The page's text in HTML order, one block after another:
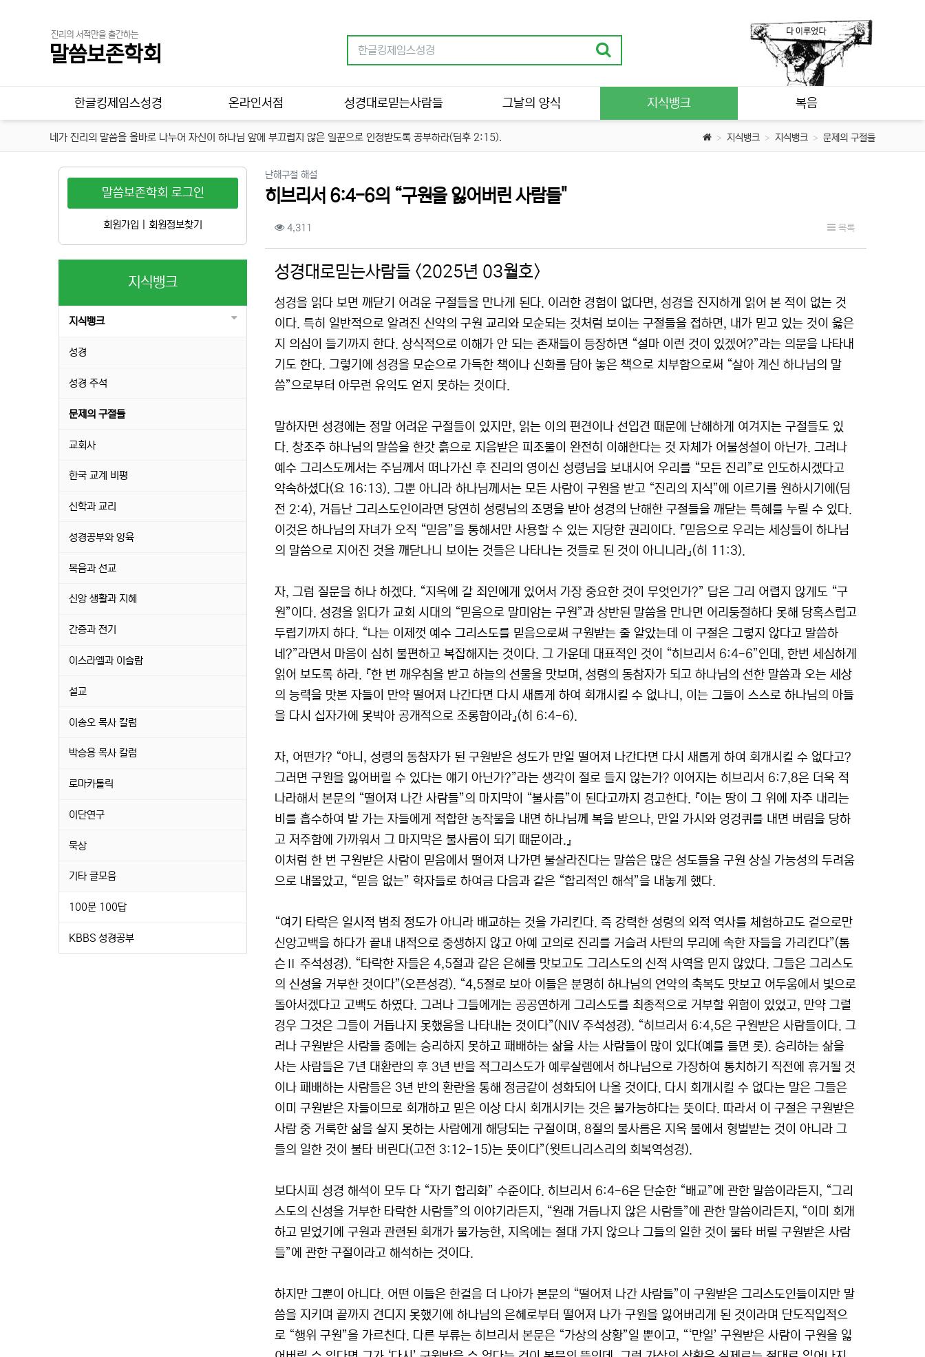
진리의 서적만을 출간하는
말씀보존학회
한글킹제임스성경 온라인서점 성경대로믿는사람들 그날의 양식 지식뱅크 복음
네가 진리의 말씀을 올바로 나누어 자신이 하나님 앞에 부끄럽지 않은 일꾼으로 인정받도록 공부하라(딤후 2:15). 지식뱅크 지식뱅크 문제의 구절들
난해구절 해설
히브리서 6:4-6의 “구원을 잃어버린 사람들"
컨텐츠 정보
4,311 목록
성경대로믿는사람들 <2025년 03월호>
성경을 읽다 보면 깨닫기 어려운 구절들을 만나게 된다. 이러한 경험이 없다면, 성경을 진지하게 읽어 본 적이 없는 것
이다. 특히 일반적으로 알려진 신약의 구원 교리와 모순되는 것처럼 보이는 구절들을 접하면, 내가 믿고 있는 것이 옳은
지 의심이 들기까지 한다. 상식적으로 이해가 안 되는 존재들이 등장하면 “설마 이런 것이 있겠어?”라는 의문을 나타내
기도 한다. 그렇기에 성경을 모순으로 가득한 책이나 신화를 담아 놓은 책으로 치부함으로써 “살아 계신 하나님의 말
씀”으로부터 아무런 유익도 얻지 못하는 것이다.
말하자면 성경에는 정말 어려운 구절들이 있지만, 읽는 이의 편견이나 선입견 때문에 난해하게 여겨지는 구절들도 있
다. 창조주 하나님의 말씀을 한갓 흙으로 지음받은 피조물이 완전히 이해한다는 것 자체가 어불성설이 아닌가. 그러나
예수 그리스도께서는 주님께서 떠나가신 후 진리의 영이신 성령님을 보내시어 우리를 “모든 진리”로 인도하시겠다고
약속하셨다(요 16:13). 그뿐 아니라 하나님께서는 모든 사람이 구원을 받고 “진리의 지식”에 이르기를 원하시기에(딤
전 2:4), 거듭난 그리스도인이라면 당연히 성령님의 조명을 받아 성경의 난해한 구절들을 깨닫는 특혜를 누릴 수 있다.
이것은 하나님의 자녀가 오직 “믿음”을 통해서만 사용할 수 있는 지당한 권리이다. 『믿음으로 우리는 세상들이 하나님
의 말씀으로 지어진 것을 깨닫나니 보이는 것들은 나타나는 것들로 된 것이 아니니라』(히 11:3).
자, 그럼 질문을 하나 하겠다. “지옥에 갈 죄인에게 있어서 가장 중요한 것이 무엇인가?” 답은 그리 어렵지 않게도 “구
원”이다. 성경을 읽다가 교회 시대의 “믿음으로 말미암는 구원”과 상반된 말씀을 만나면 어리둥절하다 못해 당혹스럽고
두렵기까지 하다. “나는 이제껏 예수 그리스도를 믿음으로써 구원받는 줄 알았는데 이 구절은 그렇지 않다고 말씀하
네?”라면서 마음이 심히 불편하고 복잡해지는 것이다. 그 가운데 대표적인 것이 “히브리서 6:4-6”인데, 한번 세심하게
읽어 보도록 하라. 『한 번 깨우침을 받고 하늘의 선물을 맛보며, 성령의 동참자가 되고 하나님의 선한 말씀과 오는 세상
의 능력을 맛본 자들이 만약 떨어져 나간다면 다시 새롭게 하여 회개시킬 수 없나니, 이는 그들이 스스로 하나님의 아들
을 다시 십자가에 못박아 공개적으로 조롱함이라』(히 6:4-6).
자, 어떤가? “아니, 성령의 동참자가 된 구원받은 성도가 만일 떨어져 나간다면 다시 새롭게 하여 회개시킬 수 없다고?
그러면 구원을 잃어버릴 수 있다는 얘기 아닌가?”라는 생각이 절로 들지 않는가? 이어지는 히브리서 6:7,8은 더욱 적
나라해서 본문의 “떨어져 나간 사람들”의 마지막이 “불사름”이 된다고까지 경고한다. 『이는 땅이 그 위에 자주 내리는
비를 흡수하여 밭 가는 자들에게 적합한 농작물을 내면 하나님께 복을 받으나, 만일 가시와 엉겅퀴를 내면 버림을 당하
고 저주함에 가까워서 그 마지막은 불사름이 되기 때문이라.』
이처럼 한 번 구원받은 사람이 믿음에서 떨어져 나가면 불살라진다는 말씀은 많은 성도들을 구원 상실 가능성의 두려움
으로 내몰았고, “믿음 없는” 학자들로 하여금 다음과 같은 “합리적인 해석”을 내놓게 했다.
“여기 타락은 일시적 범죄 정도가 아니라 배교하는 것을 가리킨다. 즉 강력한 성령의 외적 역사를 체험하고도 겉으로만
신앙고백을 하다가 끝내 내적으로 중생하지 않고 아예 고의로 진리를 거슬러 사탄의 무리에 속한 자들을 가리킨다”(톰
슨Ⅱ 주석성경). “타락한 자들은 4,5절과 같은 은혜를 맛보고도 그리스도의 신적 사역을 믿지 않았다. 그들은 그리스도
의 신성을 거부한 것이다”(오픈성경). “4,5절로 보아 이들은 분명히 하나님의 언약의 축복도 맛보고 어두움에서 빛으로
돌아서겠다고 고백도 하였다. 그러나 그들에게는 공공연하게 그리스도를 최종적으로 거부할 위험이 있었고, 만약 그럴
경우 그것은 그들이 거듭나지 못했음을 나타내는 것이다”(NIV 주석성경). “히브리서 6:4,5은 구원받은 사람들이다. 그
러나 구원받은 사람들 중에는 승리하지 못하고 패배하는 삶을 사는 사람들이 많이 있다(예를 들면 롯). 승리하는 삶을
사는 사람들은 7년 대환란의 후 3년 반을 적그리스도가 예루살렘에서 하나님으로 가장하여 통치하기 직전에 휴거될 것
이나 패배하는 사람들은 3년 반의 환란을 통해 정금같이 성화되어 나올 것이다. 다시 회개시킬 수 없다는 말은 그들은
이미 구원받은 자들이므로 회개하고 믿은 이상 다시 회개시키는 것은 불가능하다는 뜻이다. 따라서 이 구절은 구원받은
사람 중 거룩한 삶을 살지 못하는 사람에게 해당되는 구절이며, 8절의 불사름은 지옥 불에서 형벌받는 것이 아니라 그
들의 일한 것이 불타 버린다(고전 3:12-15)는 뜻이다”(윗트니리스리의 회복역성경).
보다시피 성경 해석이 모두 다 “자기 합리화” 수준이다. 히브리서 6:4-6은 단순한 “배교”에 관한 말씀이라든지, “그리
스도의 신성을 거부한 타락한 사람들”의 이야기라든지, “원래 거듭나지 않은 사람들”에 관한 말씀이라든지, “이미 회개
하고 믿었기에 구원과 관련된 회개가 불가능한, 지옥에는 절대 가지 않으나 그들의 일한 것이 불타 버릴 구원받은 사람
들”에 관한 구절이라고 해석하는 것이다.
하지만 그뿐이 아니다. 어떤 이들은 한걸음 더 나아가 본문의 “떨어져 나간 사람들”이 구원받은 그리스도인들이지만 말
씀을 지키며 끝까지 견디지 못했기에 하나님의 은혜로부터 떨어져 나가 구원을 잃어버리게 된 것이라며 단도직입적으
로 “행위 구원”을 가르친다. 다른 부류는 히브리서 본문은 “가상의 상황”일 뿐이고, “‘만일’ 구원받은 사람이 구원을 잃
말씀보존학회 로그인
회원가입 회원정보찾기
지식뱅크
지식뱅크
성경
성경 주석
문제의 구절들
교회사
한국 교계 비평
신학과 교리
성경공부와 양육
복음과 선교
신앙 생활과 지혜
간증과 전기
이스라엘과 이슬람
설교
이송오 목사 칼럼
박승용 목사 칼럼
로마카톨릭
이단연구
묵상
기타 글모음
100문 100답
KBBS 성경공부